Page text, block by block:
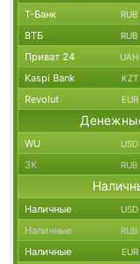
Т-Банк RUB
ВТБ RUB
Приват 24 UAH
Kaspi Bank KZT
Revolut EUR
WU USD
ЗК RUB
Наличные USD
Наличные RUB
Наличные EUR